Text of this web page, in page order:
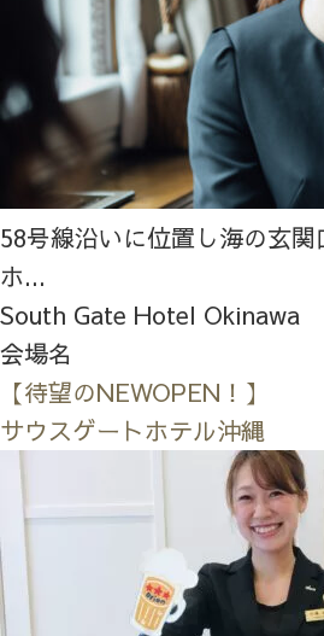
58号線沿いに位置し海の玄
ホ...
South Gate Hotel Okinawa
会場名
【待望のNEWOPEN！】
サウスゲートホテル沖縄